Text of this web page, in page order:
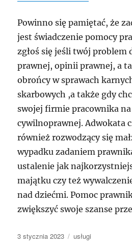
Powinno się pamiętać, że
jest świadczenie pomocy
zgłoś się jeśli twój
prawnej, opinii prawnej, a
obrońcy w sprawach
skarbowych ,a także gdy
swojej firmie pracownika
cywilnoprawnej. Adwokata
również rozwodzący się
wypadku zadaniem
ustalenie jak
majątku czy też
nad dziećmi. Pomoc
zwiększyć swoje szanse
Data
3 stycznia 2023 Kategorie
usługi